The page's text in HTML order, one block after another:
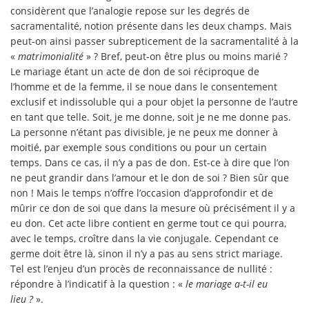
considèrent que l’analogie repose sur les degrés de
sacramentalité, notion présente dans les deux champs. Mais
peut-on ainsi passer subrepticement de la sacramentalité à la
« matrimonialité » ? Bref, peut-on être plus ou moins marié ?
Le mariage étant un acte de don de soi réciproque de
l’homme et de la femme, il se noue dans le consentement
exclusif et indissoluble qui a pour objet la personne de l’autre
en tant que telle. Soit, je me donne, soit je ne me donne pas.
La personne n’étant pas divisible, je ne peux me donner à
moitié, par exemple sous conditions ou pour un certain
temps. Dans ce cas, il n’y a pas de don. Est-ce à dire que l’on
ne peut grandir dans l’amour et le don de soi ? Bien sûr que
non ! Mais le temps n’offre l’occasion d’approfondir et de
mûrir ce don de soi que dans la mesure où précisément il y a
eu don. Cet acte libre contient en germe tout ce qui pourra,
avec le temps, croître dans la vie conjugale. Cependant ce
germe doit être là, sinon il n’y a pas au sens strict mariage.
Tel est l’enjeu d’un procès de reconnaissance de nullité :
répondre à l’indicatif à la question : « le mariage a-t-il eu
lieu ?».